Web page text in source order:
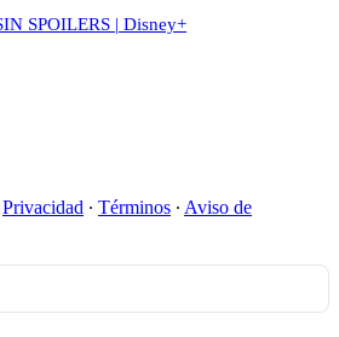
SPOILERS | Disney+
Privacidad ∙ Términos ∙ Aviso de